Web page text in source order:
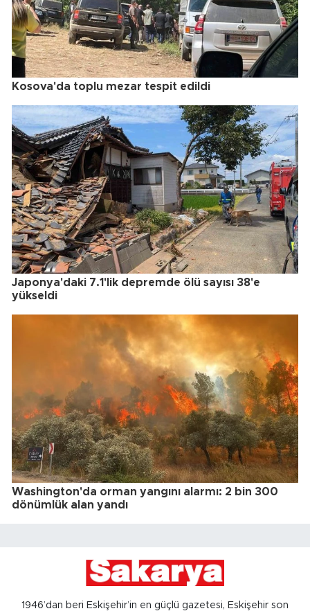
Kosova'da toplu mezar tespit edildi
Japonya'daki 7.1'lik depremde ölü sayısı 38'e
yükseldi
Washington'da orman yangını alarmı: 2 bin 300
dönümlük alan yandı
1946’dan beri Eskişehir’in en güçlü gazetesi, Eskişehir son